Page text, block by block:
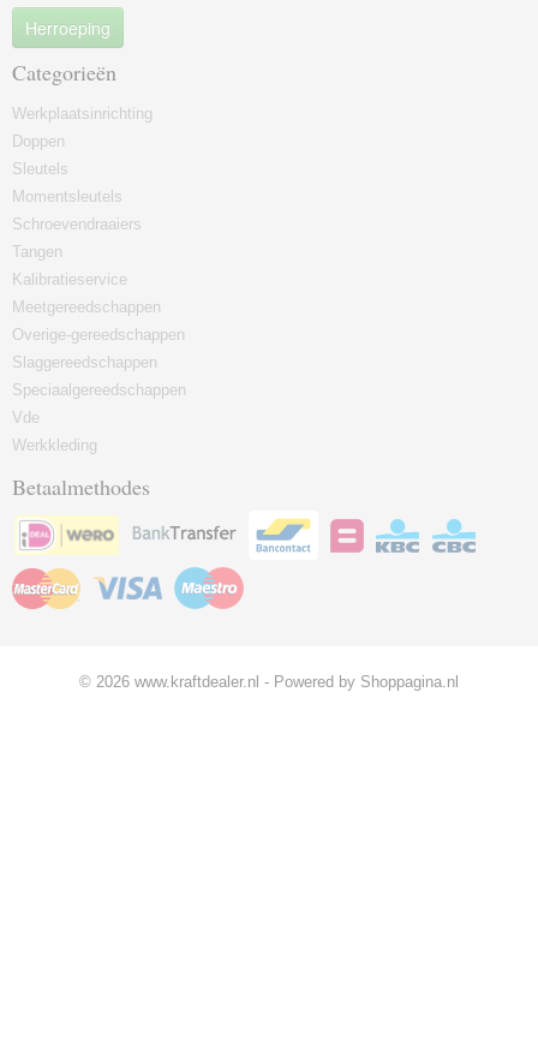
Herroeping
Categorieën
Werkplaatsinrichting
Doppen
Sleutels
Momentsleutels
Schroevendraaiers
Tangen
Kalibratieservice
Meetgereedschappen
Overige-gereedschappen
Slaggereedschappen
Speciaalgereedschappen
Vde
Werkkleding
Betaalmethodes
© 2026 www.kraftdealer.nl - Powered by Shoppagina.nl